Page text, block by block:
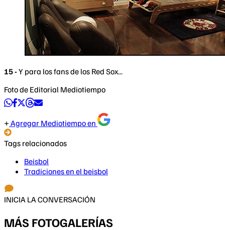
15 -Y para los fans de los Red Sox...
Foto de Editorial Mediotiempo
Agregar Mediotiempo en
Tags relacionados
Beisbol
Tradiciones en el beisbol
INICIA LA CONVERSACIÓN
MÁS FOTOGALERÍAS